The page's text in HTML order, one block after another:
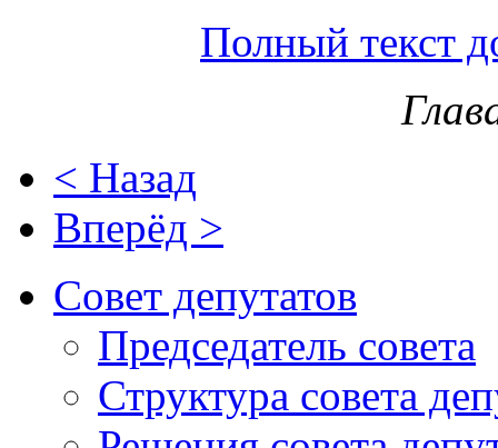
Полный текст
< Назад
Вперёд >
Совет депутатов
Председатель совета
Структура совета